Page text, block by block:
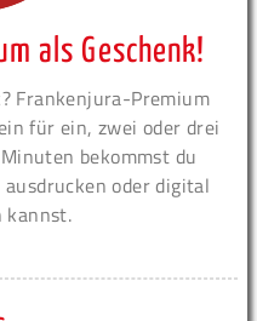
als Geschenk!
Frankenjura-Premium
für ein, zwei oder drei
bekommst du
oder digital
kannst.